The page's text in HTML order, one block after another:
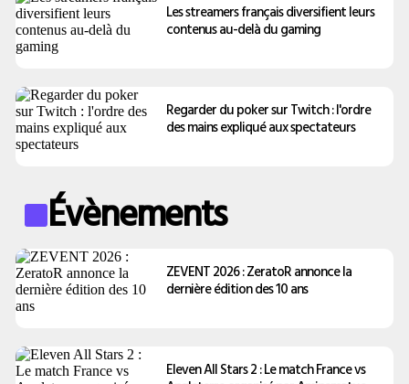
Les streamers français diversifient leurs
contenus au-delà du gaming
Regarder du poker sur Twitch : l'ordre
des mains expliqué aux spectateurs
Évènements
ZEVENT 2026 : ZeratoR annonce la
dernière édition des 10 ans
Eleven All Stars 2 : Le match France vs